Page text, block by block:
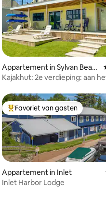
beoordeling van 4,77 uit 5, 71
Appartement in Sylvan Beac
h
Kajakhut: 2e verdieping: aan
van 4,77 uit 5, 327
Topfavoriet van gasten
Favoriet van gasten
Appartement in Inlet
Inlet Harbor Lodge